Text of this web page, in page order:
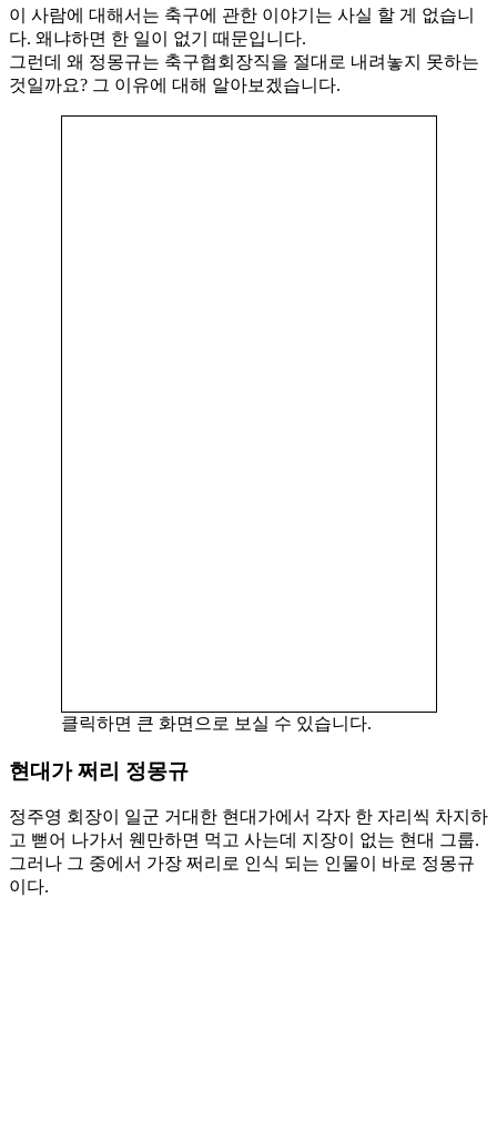
이 사람에 대해서는 축구에 관한 이야기는 사실 할 게 없습니
다. 왜냐하면 한 일이 없기 때문입니다.
그런데 왜 정몽규는 축구협회장직을 절대로 내려놓지 못하는
것일까요? 그 이유에 대해 알아보겠습니다.
클릭하면 큰 화면으로 보실 수 있습니다.
현대가 쩌리 정몽규
정주영 회장이 일군 거대한 현대가에서 각자 한 자리씩 차지하
고 뻗어 나가서 웬만하면 먹고 사는데 지장이 없는 현대 그룹.
그러나 그 중에서 가장 쩌리로 인식 되는 인물이 바로 정몽규
이다.